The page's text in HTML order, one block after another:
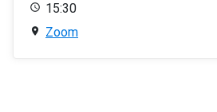
15:30
Zoom